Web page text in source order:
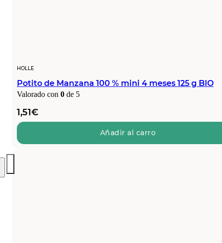
HOLLE
Potito de Manzana 100 % mini 4 meses 125 g BIO
Valorado con 0 de 5
1,51€
Añadir al carro